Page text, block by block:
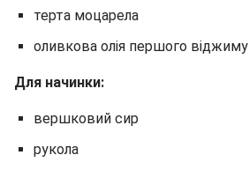
терта моцарела
оливкова олія першого віджиму
Для начинки:
вершковий сир
рукола